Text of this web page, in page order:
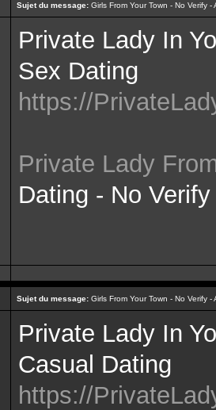
Sujet du message: Girls From Your Town - No Verify
Private Lady In
Sex Dating
https://
Private Lady
Dating - No Verify
Sujet du message: Girls From Your Town - No Verify
Private Lady In
Casual Dating
https://